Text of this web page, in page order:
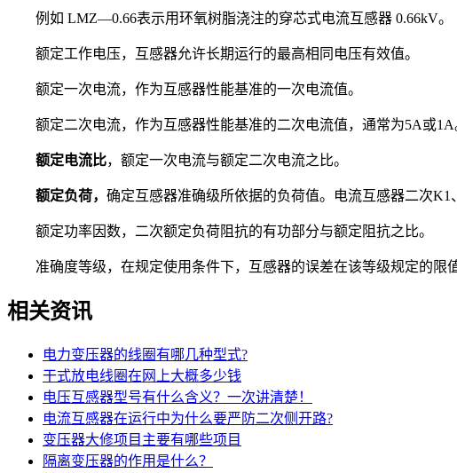
例如 LMZ—0.66表示用环氧树脂浇注的穿芯式电流互感器 0.66kV。
额定工作电压，互感器允许长期运行的最高相同电压有效值。
额定一次电流，作为互感器性能基准的一次电流值。
额定二次电流，作为互感器性能基准的二次电流值，通常为5A或1A
额定电流比，额定一次电流与额定二次电流之比。
额定负荷， 确定互感器准确级所依据的负荷值。电流互感器二次
额定功率因数，二次额定负荷阻抗的有功部分与额定阻抗之比。
准确度等级，在规定使用条件下，互感器的误差在该等级规定的限值
相关资讯
电力变压器的线圈有哪几种型式?
干式放电线圈在网上大概多少钱
电压互感器型号有什么含义？一次讲清楚！
电流互感器在运行中为什么要严防二次侧开路?
变压器大修项目主要有哪些项目
隔离变压器的作用是什么？